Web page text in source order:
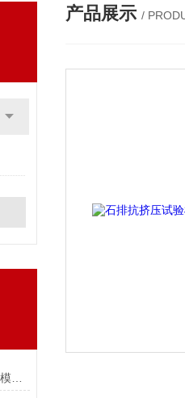
模拟高空低压试验机是重要的气候模拟设备
产品展示 /